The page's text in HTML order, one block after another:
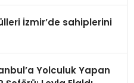
İzmir’de sahiplerini
Yolculuk Yapan